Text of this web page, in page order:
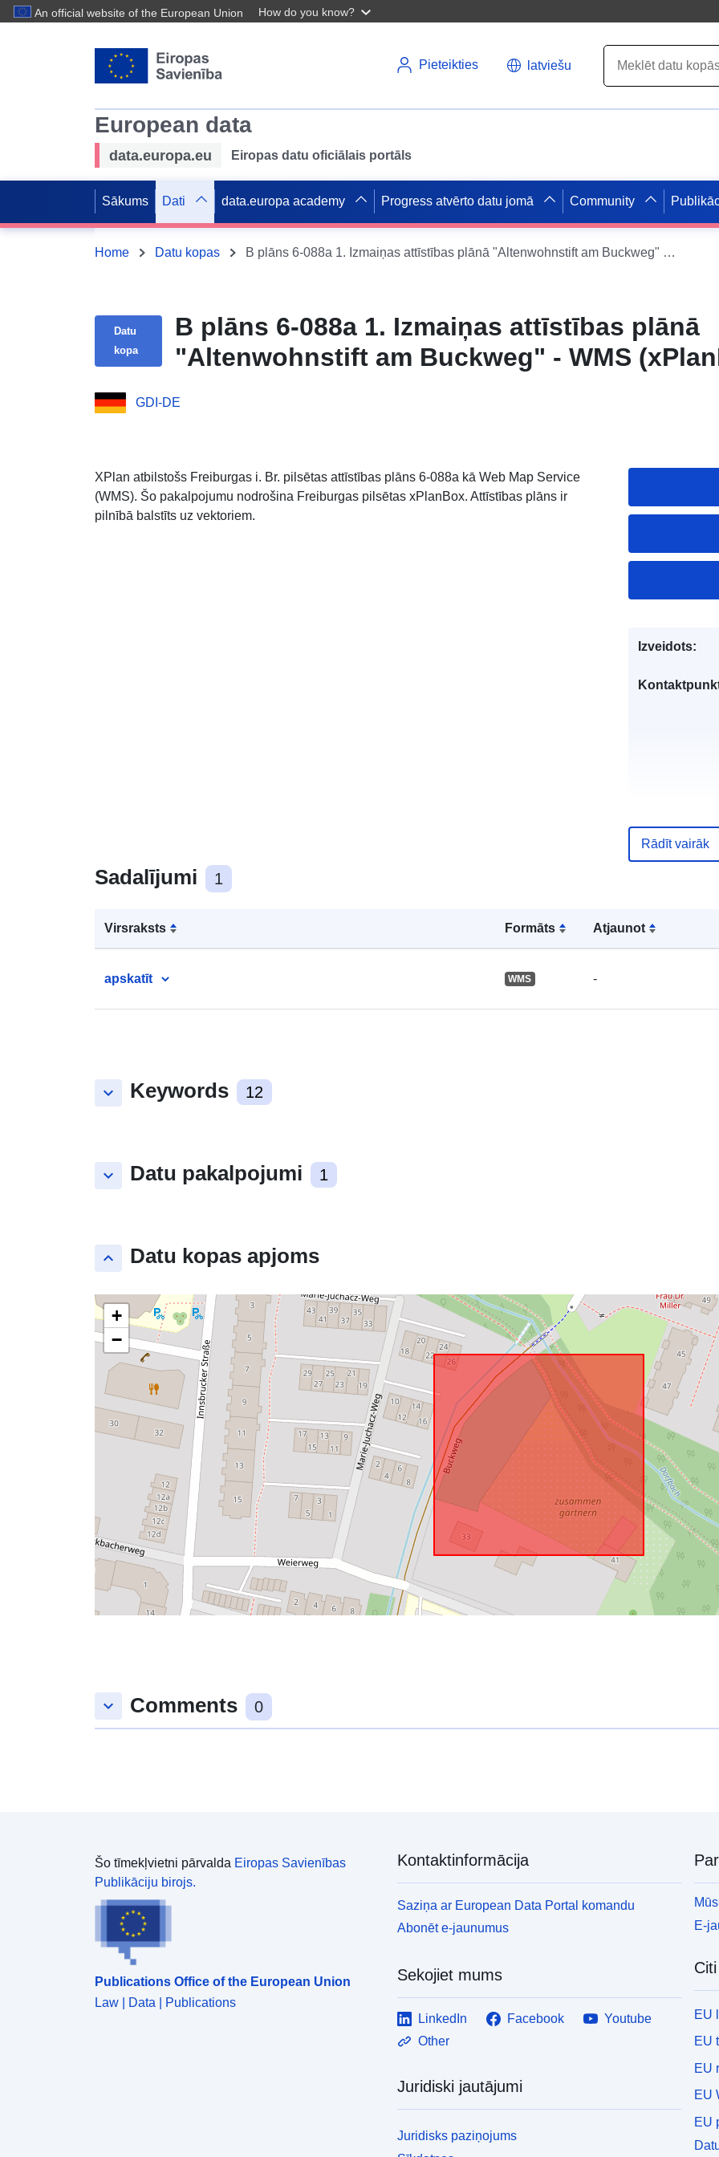
An official website of the European Union How do you know?
Pieteikties latviešu
European data
data.europa.eu Eiropas datu oficiālais portāls
Sākums Dati data.europa academy Progress atvērto datu jomā Community
Home Datu kopas B plāns 6-088a 1. Izmaiņas attīstības plānā "Altenwohnstift am Buckweg" - WMS (xPlanBox)
Datu
kopa
B plāns 6-088a 1. Izmaiņas attīstības plānā
"Altenwohnstift am Buckweg" - WMS
GDI-DE
XPlan atbilstošs Freiburgas i. Br. pilsētas attīstības plāns 6-088a kā Web Map Service
(WMS). Šo pakalpojumu nodrošina Freiburgas pilsētas xPlanBox. Attīstības plāns ir
pilnībā balstīts uz vektoriem.
Sadalījumi 1
Virsraksts Formāts Atjaunot
apskatīt WMS -
keyboard_arrow_down Keywords 12
keyboard_arrow_down Datu pakalpojumi 1
keyboard_arrow_up Datu kopas apjoms
+
−
Izveidots:
Kataloga
Rādīt vairāk
keyboard_arrow_down Comments 0
Šo tīmekļvietni pārvalda Eiropas Savienības
Publikāciju birojs.
Publications Office of the European Union
Law | Data | Publications
Kontaktinformācija
Saziņa ar European Data Portal komandu
Abonēt e-jaunumus
Sekojiet mums
LinkedIn Facebook
Youtube
Other
Juridiski jautājumi
Juridisks paziņojums
E-
EU
EU
EU
EU
EU